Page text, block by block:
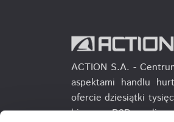
ACTION S.A. -
aspektami handlu
ofercie dziesiątki
biznesu B2B